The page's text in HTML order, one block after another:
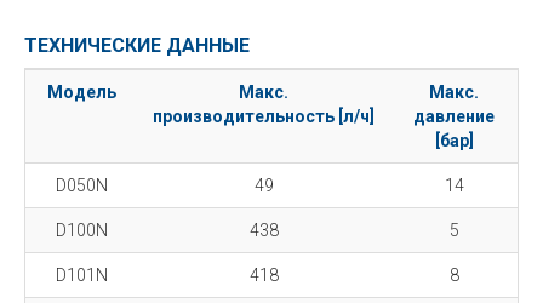
ТЕХНИЧЕСКИЕ ДАННЫЕ
Модель
Макс.
производительность [л/ч]
Макс.
давление
[бар]
D050N 49 14
D100N 438 5
D101N 418 8